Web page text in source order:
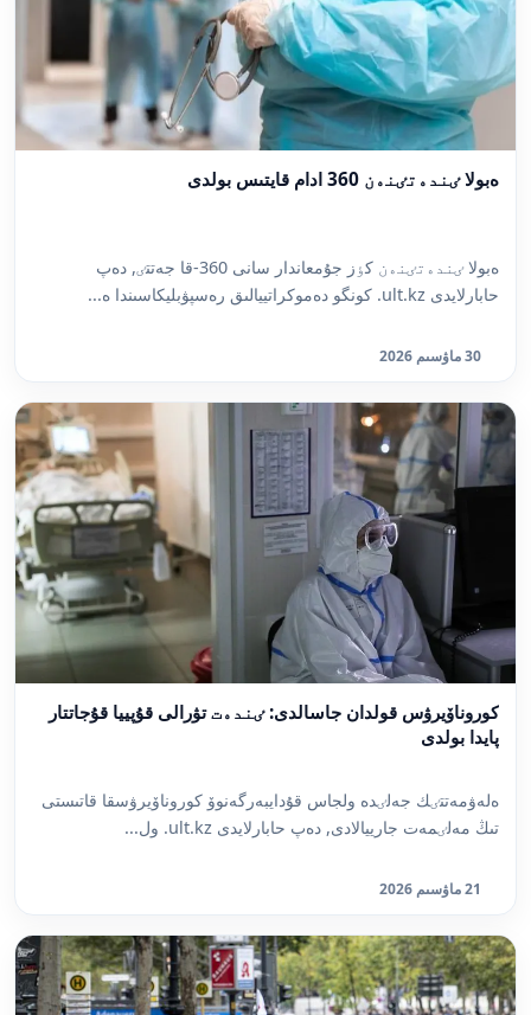
ەبولا ٸندەتٸنەن 360 ادام قايتىس بولدى
ەبولا ٸندەتٸنەن كٶز جۇمعاندار سانى 360-قا جەتتٸ, دەپ
حابارلايدى ult.kz. كونگو دەموكراتييالىق رەسپۋبليكاسىندا ە...
30 ماۋسىم 2026
كوروناۆيرۋس قولدان جاسالدى: ٸندەت تۋرالى قۇپييا قۇجاتتار
پايدا بولدى
ەلەۋمەتتٸك جەلٸدە ولجاس قۇدايبەرگەنوۆ كوروناۆيرۋسقا قاتىستى
تىڭ مەلٸمەت جارييالادى, دەپ حابارلايدى ult.kz. ول...
21 ماۋسىم 2026